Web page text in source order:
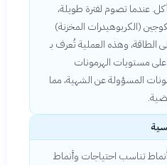
عندما تصوم لفترة طويلة،
(الكربوهيدرات المخزنة)
وهذه العملية تُعرف بـ
مستويات الهرمونات
المسؤولة عن الشهية، مما
تناسب احتياجات وأنماط